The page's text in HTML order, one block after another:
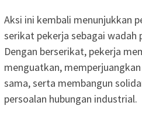
Aksi ini kembali menunjukkan
serikat pekerja sebagai wadah
Dengan berserikat, pekerja
menguatkan,
sama, serta membangun
persoalan hubungan industrial.